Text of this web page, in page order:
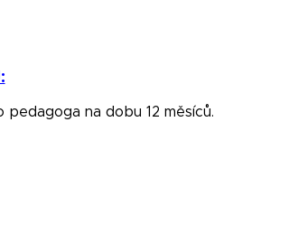
na dobu 12 měsíců.